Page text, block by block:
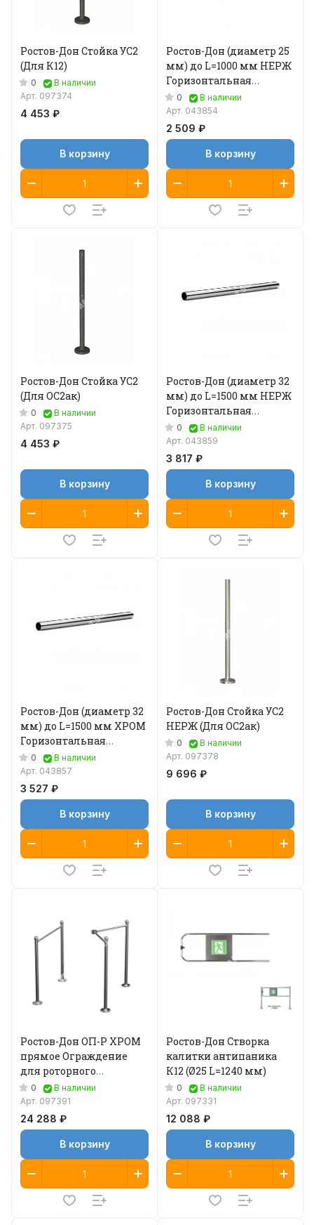
Ростов-Дон Стойка УС2
(Для К12)
0
В наличии
Арт. 097374
4 453 ₽
В корзину
Ростов-Дон (диаметр 25
мм) до L=1000 мм НЕРЖ
Горизонтальная
перемычка
0
В наличии
Арт. 043854
2 509 ₽
В корзину
Ростов-Дон Стойка УС2
(Для ОС2ак)
0
В наличии
Арт. 097375
4 453 ₽
В корзину
Ростов-Дон (диаметр 32
мм) до L=1500 мм НЕРЖ
Горизонтальная
перемычка
0
В наличии
Арт. 043859
3 817 ₽
В корзину
Ростов-Дон (диаметр 32
мм) до L=1500 мм ХРОМ
Горизонтальная
перемычка
0
В наличии
Арт. 043857
3 527 ₽
В корзину
Ростов-Дон Стойка УС2
НЕРЖ (Для ОС2ак)
0
В наличии
Арт. 097378
9 696 ₽
В корзину
Ростов-Дон ОП-Р ХРОМ
прямое Ограждение
для роторного
турникета
0
В наличии
Арт. 097391
24 288 ₽
В корзину
Ростов-Дон Створка
калитки антипаника
К12 (Ø25 L=1240 мм)
0
В наличии
Арт. 097331
12 088 ₽
В корзину